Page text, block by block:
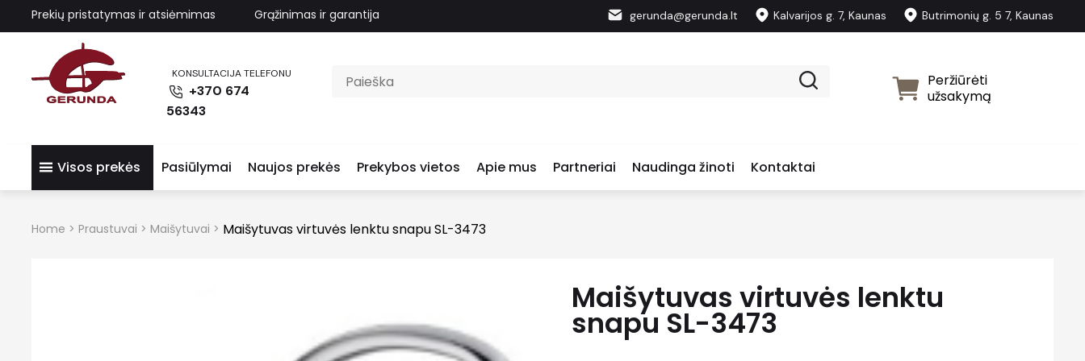
Prekių pristatymas ir atsiėmimas Grąžinimas ir garantija gerunda@gerunda.lt Kalvarijos g. 7, Kaunas Butrimonių g. 5 7, Kaunas
KONSULTACIJA TELEFONU
+370 674
56343
Peržiūrėti
užsakymą
Visos prekės Pasiūlymai Naujos prekės Prekybos vietos Apie mus Partneriai Naudinga žinoti Kontaktai
Home > Praustuvai > Maišytuvai > Maišytuvas virtuvės lenktu snapu SL-3473
Maišytuvas virtuvės lenktu
snapu SL-3473